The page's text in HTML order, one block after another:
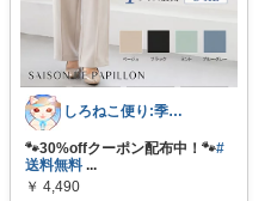
しろねこ便り:季節のおすすめ
🐾30%offクーポン配布中！🐾#
送料無料 ...
￥ 4,490